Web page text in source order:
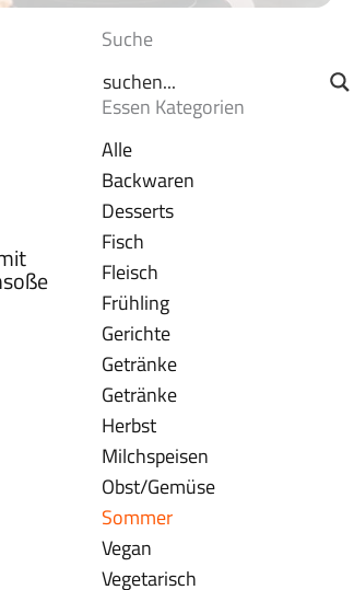
Suche
Essen Kategorien
Alle
Backwaren
Desserts
Fisch
Fleisch
Frühling
Gerichte
Getränke
Getränke
Herbst
Milchspeisen
Obst/Gemüse
Sommer
Vegan
Vegetarisch